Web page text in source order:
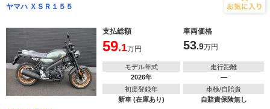
ヤマハ ＸＳＲ１５５
支払総額 車両価格
59.1万円 53.9万円
モデル年式
2026年
走行距離
―
初度登録年
新車 (在庫あり)
車検/自賠責
自賠責保険無し